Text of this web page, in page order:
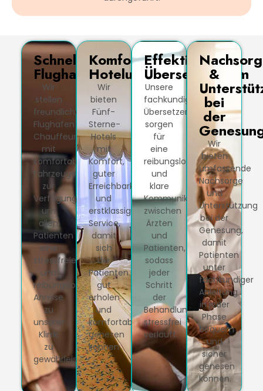
Schneller
Flughafentransfer
Wir
stellen
freundliche
Flughafen-
Chauffeure
mit
komfortablen
Fahrzeugen
zur
Verfügung,
um
allen
Patienten
eine
stressfreie
und
reibungslose
Anreise
zu
unserer
Klinik
zu
gewährleisten.
Komfortable
Hotelunterkunft
Wir
bieten
Fünf-
Sterne-
Hotels
mit
Komfort,
guter
Erreichbarkeit
und
erstklassigem
Service,
damit
sich
die
Patienten
gut
erholen
und
komfortabel
genesen
können.
Effektives
Übersetzerteam
Unsere
fachkundigen
Übersetzer
sorgen
für
eine
reibungslose
und
klare
Kommunikation
zwischen
Ärzten
und
Patienten,
sodass
jeder
Schritt
der
Behandlung
stressfrei
verläuft.
&
bei
der
Wir
bieten
umfassende
Nachsorge
und
Unterstützung
bei der
Genesung,
damit
Patienten
unter
fachkundiger
Anleitung
in jeder
Phase
bequem
und
sicher
genesen
können.